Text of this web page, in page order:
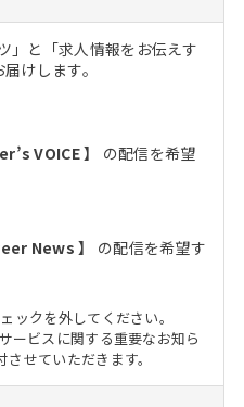
」と「求人情報をお伝えす
けします。
VOICE 】
の配信を希望
News 】
の配信を希望す
ックを外してください。
ービスに関する重要なお知ら
せていただきます。